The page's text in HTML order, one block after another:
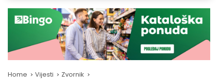
Home Vijesti Zvornik